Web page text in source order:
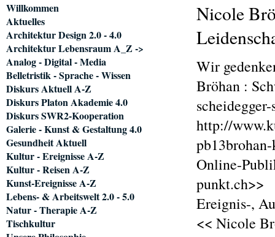
Nicole
Wir
Bröhan :
http://
Online-
punkt.ch>>
Ereignis-,
<< Nicole
Navigation
überspringen
Willkommen
Aktuelles
Architektur Design 2.0 - 4.0
Architektur Lebensraum A_Z ->
Analog - Digital - Media
Belletristik - Sprache - Wissen
Diskurs Aktuell A-Z
Diskurs Platon Akademie 4.0
Diskurs SWR2-Kooperation
Galerie - Kunst & Gestaltung 4.0
Gesundheit Aktuell
Kultur - Ereignisse A-Z
Kultur - Reisen A-Z
Kunst-Ereignisse A-Z
Lebens- & Arbeitswelt 2.0 - 5.0
Natur - Therapie A-Z
Tischkultur